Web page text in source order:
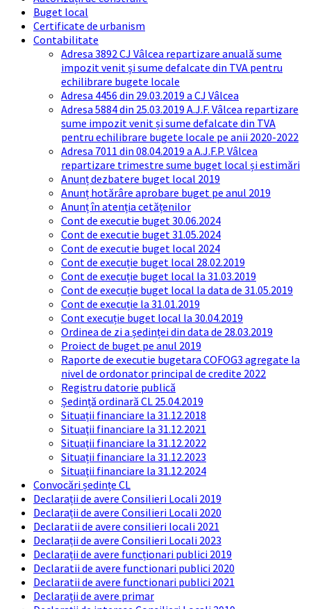
Buget local
Certificate de urbanism
Contabilitate
Adresa 3892 CJ Vâlcea repartizare anuală sume
impozit venit și sume defalcate din TVA pentru
echilibrare bugete locale
Adresa 4456 din 29.03.2019 a CJ Vâlcea
Adresa 5884 din 25.03.2019 A.J.F. Vâlcea repartizare
sume impozit venit și sume defalcate din TVA
pentru echilibrare bugete locale pe anii 2020-2022
Adresa 7011 din 08.04.2019 a A.J.F.P. Vâlcea
repartizare trimestre sume buget local și estimări
Anunț dezbatere buget local 2019
Anunț hotărâre aprobare buget pe anul 2019
Anunț în atenția cetățenilor
Cont de executie buget 30.06.2024
Cont de executie buget 31.05.2024
Cont de executie buget local 2024
Cont de execuție buget local 28.02.2019
Cont de execuție buget local la 31.03.2019
Cont de execuție buget local la data de 31.05.2019
Cont de execuție la 31.01.2019
Cont execuție buget local la 30.04.2019
Ordinea de zi a ședinței din data de 28.03.2019
Proiect de buget pe anul 2019
Raporte de executie bugetara COFOG3 agregate la
nivel de ordonator principal de credite 2022
Registru datorie publică
Ședință ordinară CL 25.04.2019
Situații financiare la 31.12.2018
Situaţii financiare la 31.12.2021
Situaţii financiare la 31.12.2022
Situații financiare la 31.12.2023
Situaţii financiare la 31.12.2024
Convocări ședințe CL
Declarații de avere Consilieri Locali 2019
Declarații de avere Consilieri Locali 2020
Declaratii de avere consilieri locali 2021
Declarații de avere Consilieri Locali 2023
Declarații de avere funcționari publici 2019
Declaratii de avere functionari publici 2020
Declaratii de avere functionari publici 2021
Declarații de avere primar